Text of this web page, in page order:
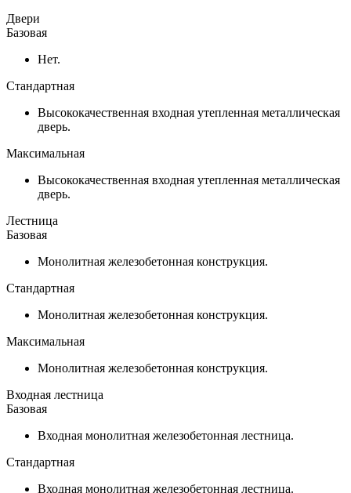
Двери
Базовая
Нет.
Стандартная
Высококачественная входная утепленная металлическая
дверь.
Максимальная
Высококачественная входная утепленная металлическая
дверь.
Лестница
Базовая
Монолитная железобетонная конструкция.
Стандартная
Монолитная железобетонная конструкция.
Максимальная
Монолитная железобетонная конструкция.
Входная лестница
Базовая
Входная монолитная железобетонная лестница.
Стандартная
Входная монолитная железобетонная лестница.